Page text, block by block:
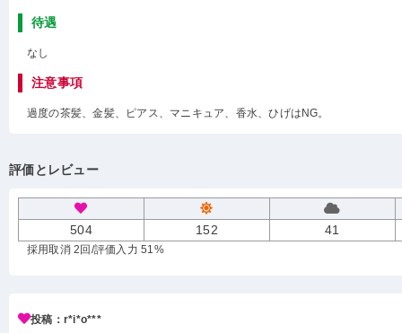
待遇
なし
注意事項
過度の茶髪、金髪、ピアス、マニキュア、香水、ひげはNG。
評価とレビュー
504 152 41
採用取消 2回 /評価入力 51%
投稿：r*i*o***